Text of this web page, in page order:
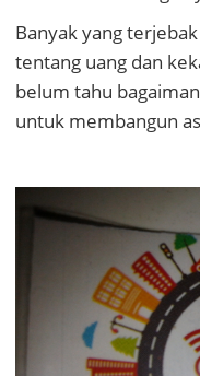
Banyak yang
tentang uang dan
belum tahu
untuk membangun